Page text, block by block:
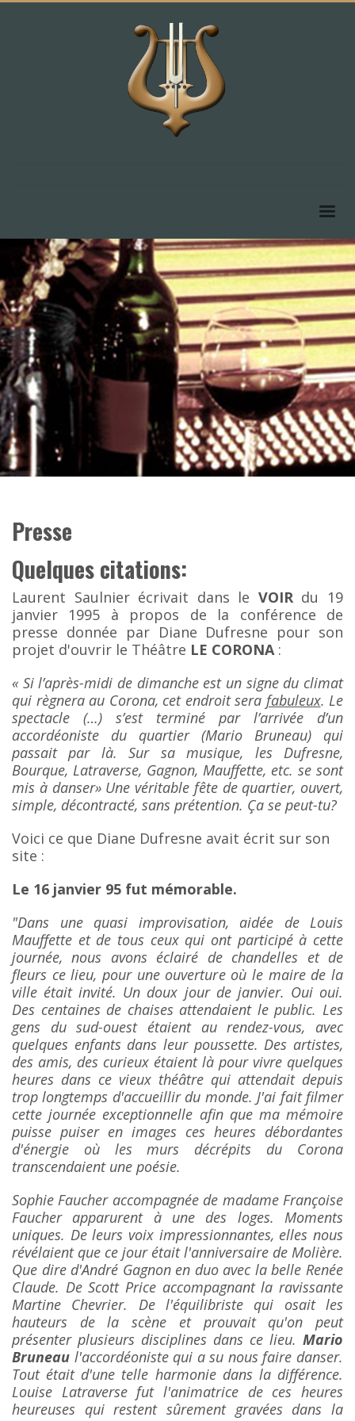
Presse
Quelques citations:
Laurent Saulnier écrivait dans le VOIRdu 19
janvier 1995 à propos de la conférence de
presse donnée par Diane Dufresne pour son
projet d'ouvrir le Théâtre LE CORONA:
« Si l’après-midi de dimanche est un signe du climat
qui règnera au Corona, cet endroit sera fabuleux. Le
spectacle (…) s’est terminé par l’arrivée d’un
accordéoniste du quartier (Mario Bruneau) qui
passait par là. Sur sa musique, les Dufresne,
Bourque, Latraverse, Gagnon, Mauffette, etc. se sont
mis à danser»Une véritable fête de quartier, ouvert,
simple, décontracté, sans prétention. Ça se peut-tu?
Voici ce que Diane Dufresne avait écrit sur son
site :
Le 16 janvier 95 fut mémorable.
"Dans une quasi improvisation, aidée de Louis
Mauffette et de tous ceux qui ont participé à cette
journée, nous avons éclairé de chandelles et de
fleurs ce lieu, pour une ouverture où le maire de la
ville était invité. Un doux jour de janvier. Oui oui.
Des centaines de chaises attendaient le public. Les
gens du sud-ouest étaient au rendez-vous, avec
quelques enfants dans leur poussette. Des artistes,
des amis, des curieux étaient là pour vivre quelques
heures dans ce vieux théâtre qui attendait depuis
trop longtemps d'accueillir du monde. J'ai fait filmer
cette journée exceptionnelle afin que ma mémoire
puisse puiser en images ces heures débordantes
d'énergie où les murs décrépits du Corona
transcendaient une poésie.
Sophie Faucher accompagnée de madame Françoise
Faucher apparurent à une des loges. Moments
uniques. De leurs voix impressionnantes, elles nous
révélaient que ce jour était l'anniversaire de Molière.
Que dire d'André Gagnon en duo avec la belle Renée
Claude. De Scott Price accompagnant la ravissante
Martine Chevrier. De l'équilibriste qui osait les
hauteurs de la scène et prouvait qu'on peut
présenter plusieurs disciplines dans ce lieu. Mario
Bruneau l'accordéoniste qui a su nous faire danser.
Tout était d'une telle harmonie dans la différence.
Louise Latraverse fut l'animatrice de ces heures
heureuses qui restent sûrement gravées dans la